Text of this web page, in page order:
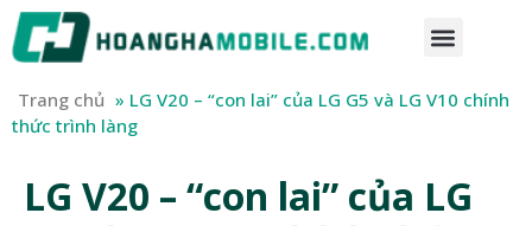
Trang chủ » LG V20 – “con lai” của LG G5 và LG V10 chính
thức trình làng
LG V20 – “con lai” của LG